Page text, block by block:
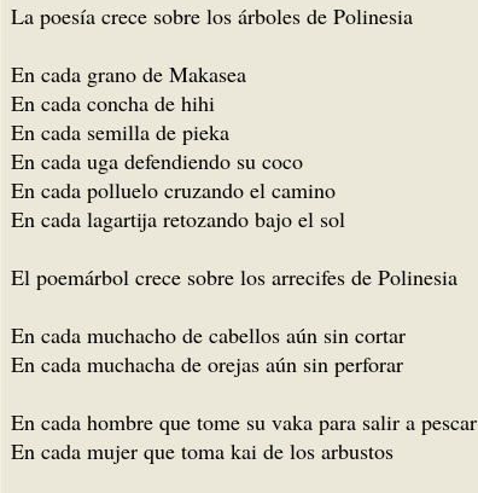
La poesía crece sobre los árboles de Polinesia
En cada grano de Makasea
En cada concha de hihi
En cada semilla de pieka
En cada uga defendiendo su coco
En cada polluelo cruzando el camino
En cada lagartija retozando bajo el sol
El poemárbol crece sobre los arrecifes de Polinesia
En cada muchacho de cabellos aún sin cortar
En cada muchacha de orejas aún sin perforar
En cada hombre que tome su vaka para salir a pescar
En cada mujer que toma kai de los arbustos